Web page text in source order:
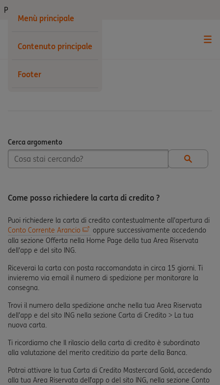
Menù principale
Contenuto principale
Footer
Privati
Cerca argomento
Cerca argomento
Come posso richiedere la carta di credito ?
Puoi richiedere la carta di credito contestualmente all'apertura di
Conto Corrente Arancio
oppure successivamente accedendo
alla sezione Offerta nella Home Page della tua Area Riservata
dell'app e del sito ING.
Riceverai la carta con posta raccomandata in circa 15 giorni. Ti
invieremo via email il numero di spedizione per monitorare la
consegna.
Trovi il numero della spedizione anche nella tua Area Riservata
dell'app e del sito ING nella sezione Carta di Credito > La tua
nuova carta.
Ti ricordiamo che Il rilascio della carta di credito è subordinato
alla valutazione del merito creditizio da parte della Banca.
Potrai attivare la tua Carta di Credito Mastercard Gold, accedendo
alla tua Area Riservata dell’app o del sito ING, nella sezione Conto